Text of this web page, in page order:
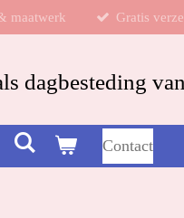
maatwerk Gratis
dagbesteding
Contact